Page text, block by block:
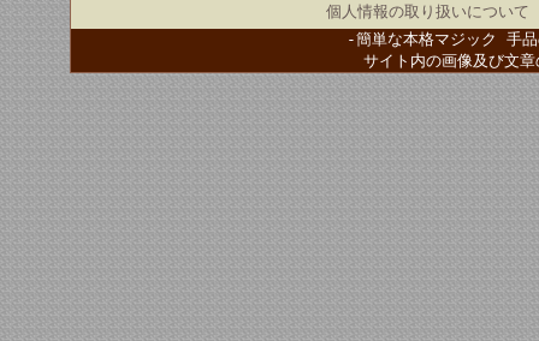
個人情報の取り扱いについて
-簡単な本格マジック 手
サイト内の画像及び文